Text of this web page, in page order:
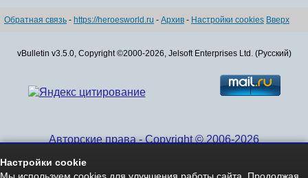
Обратная связь - https://heroesworld.ru - Архив - Настройки cookies Вверх
vBulletin v3.5.0, Copyright ©2000-2026, Jelsoft Enterprises Ltd. (Русский)
Авторские права - Copyright © 2006-2026
Настройки cookie
Мы используем cookies для улучшения работы сайта. Продолжая